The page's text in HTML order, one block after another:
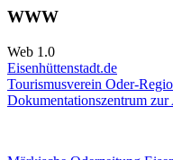
WWW
Web 1.0
Eisenhüttenstadt.de
Tourismusverein Oder-
Dokumentationszentrum zur